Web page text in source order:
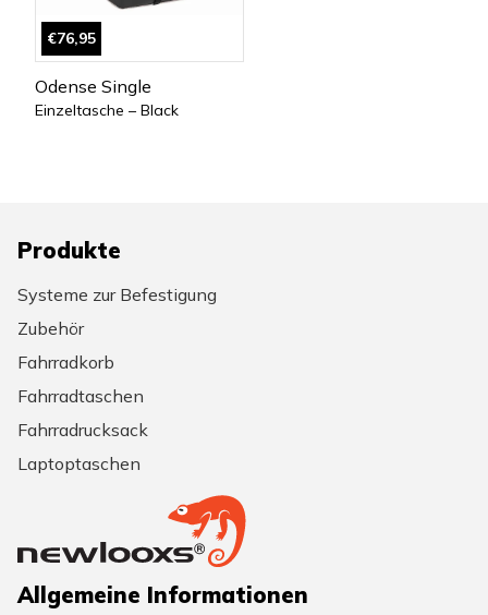
€76,95
Odense Single
Einzeltasche – Black
Produkte
Systeme zur Befestigung
Zubehör
Fahrradkorb
Fahrradtaschen
Fahrradrucksack
Laptoptaschen
Allgemeine Informationen